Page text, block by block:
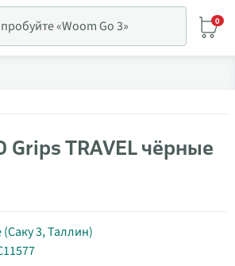
0
Grips TRAVEL чёрные
3, Таллин)